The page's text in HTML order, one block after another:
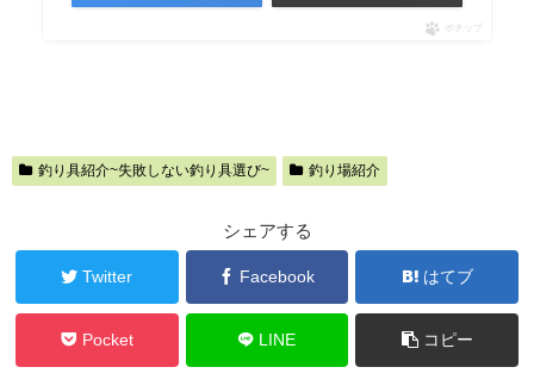
ポチップ
釣り具紹介~失敗しない釣り具選び~ 釣り場紹介
シェアする
Twitter Facebook はてブ
Pocket LINE コピー